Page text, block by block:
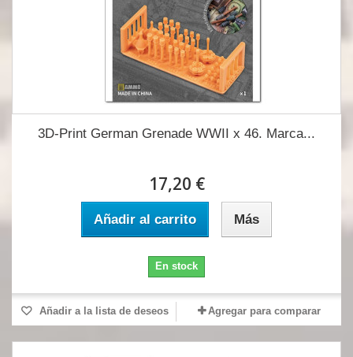
3D-Print German Grenade WWII x 46. Marca...
17,20 €
Añadir al carrito Más
En stock
Añadir a la lista de deseos Agregar para comparar